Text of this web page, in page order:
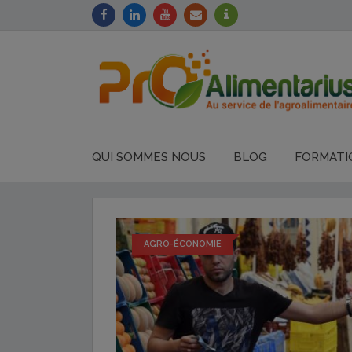
QUI SOMMES NOUS BLOG
AGRO-ÉCONOMIE